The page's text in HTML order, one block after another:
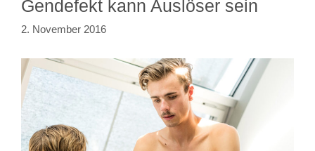
Gendefekt kann Auslöser sein
2. November 2016